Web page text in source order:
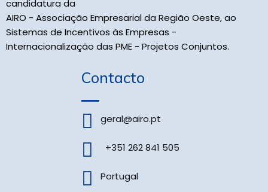
candidatura da
AIRO - Associação Empresarial da Região Oeste, ao
Sistemas de Incentivos às Empresas -
Internacionalização das PME - Projetos Conjuntos.
Contacto
geral@airo.pt
+351 262 841 505
Portugal